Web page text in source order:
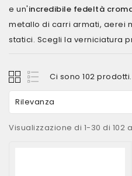
e un'incredibile fedeltà
metallo di carri armati, aerei
statici. Scegli la verniciatura
Ci sono 102 prodotti.
Rilevanza
Visualizzazione di 1-30 di 102